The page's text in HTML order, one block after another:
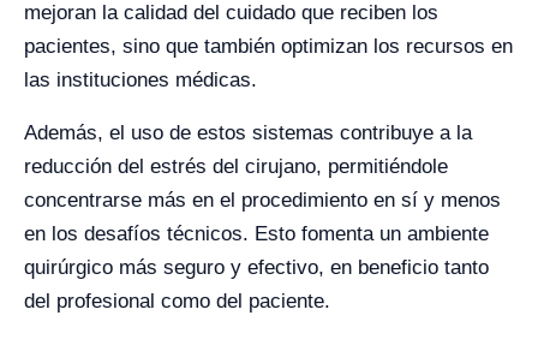
mejoran la calidad del cuidado que reciben los
pacientes, sino que también optimizan los recursos en
las instituciones médicas.
Además, el uso de estos sistemas contribuye a la
reducción del estrés del cirujano, permitiéndole
concentrarse más en el procedimiento en sí y menos
en los desafíos técnicos. Esto fomenta un ambiente
quirúrgico más seguro y efectivo, en beneficio tanto
del profesional como del paciente.